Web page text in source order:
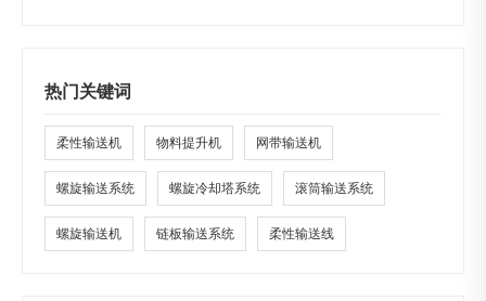
热门关键词
柔性输送机 物料提升机 网带输送机
螺旋输送系统 螺旋冷却塔系统 滚筒输送系统
螺旋输送机 链板输送系统 柔性输送线